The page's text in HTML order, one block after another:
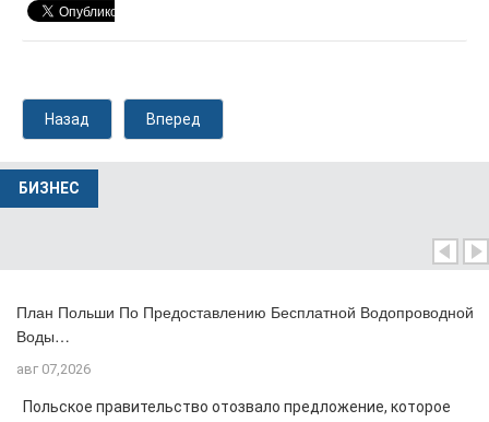
Назад Вперед
БИЗНЕС
План Польши По Предоставлению Бесплатной Водопроводной
Воды…
авг 07,2026
Польское правительство отозвало предложение, которое